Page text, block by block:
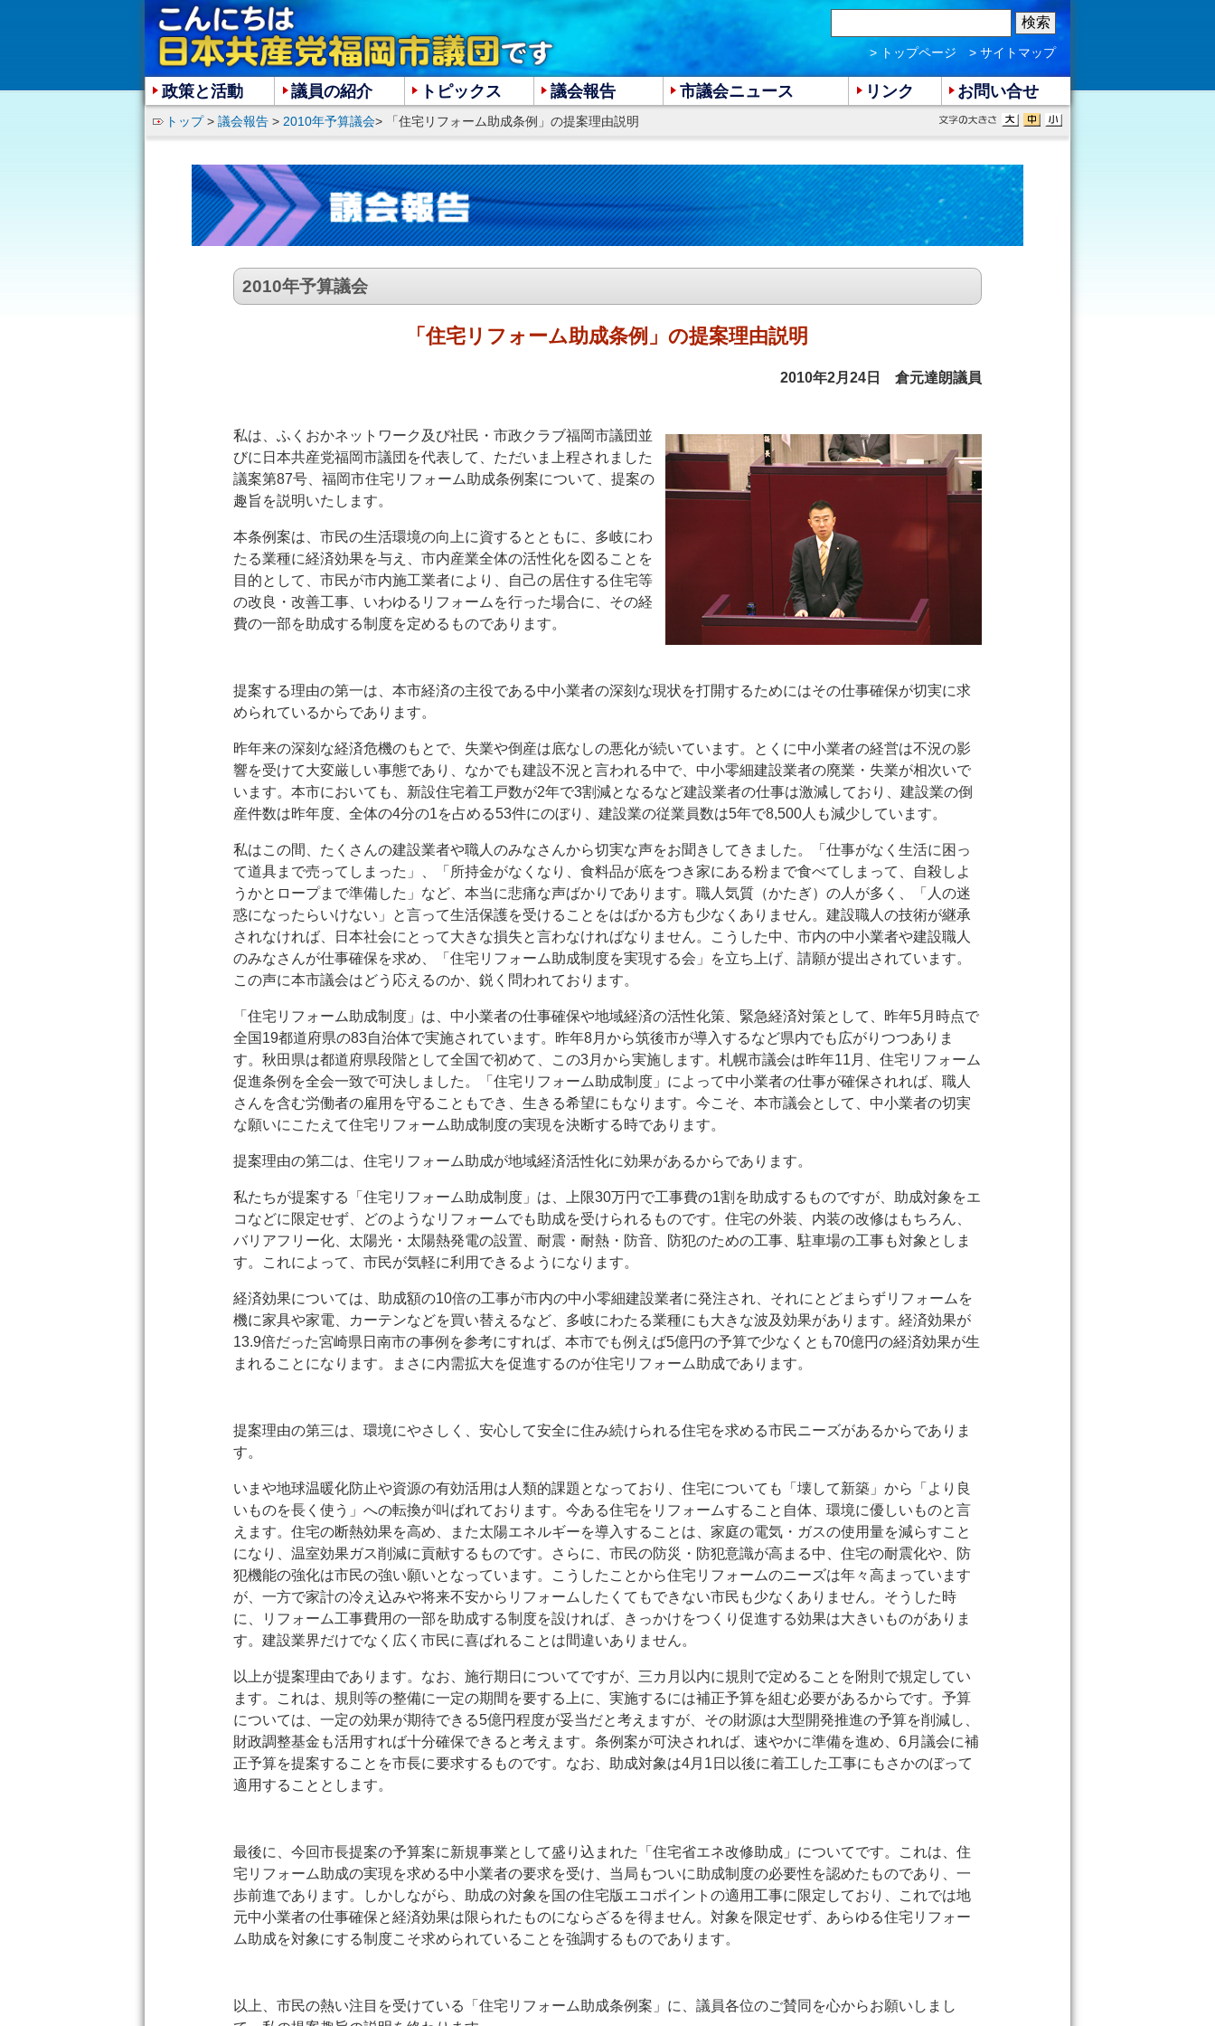
トップ> 議会報告 > 2010年予算議会> 「住宅リフォーム助成条例」の提案理由説明
大 中 小
2010年予算議会
「住宅リフォーム助成条例」の提案理由説明
2010年2月24日 倉元達朗議員
私は、ふくおかネットワーク及び社民・市政クラブ福岡市議団並
びに日本共産党福岡市議団を代表して、ただいま上程されました
議案第87号、福岡市住宅リフォーム助成条例案について、提案の
趣旨を説明いたします。
本条例案は、市民の生活環境の向上に資するとともに、多岐にわ
たる業種に経済効果を与え、市内産業全体の活性化を図ることを
目的として、市民が市内施工業者により、自己の居住する住宅等
の改良・改善工事、いわゆるリフォームを行った場合に、その経
費の一部を助成する制度を定めるものであります。
提案する理由の第一は、本市経済の主役である中小業者の深刻な現状を打開するためにはその仕事確保が切実に求
められているからであります。
昨年来の深刻な経済危機のもとで、失業や倒産は底なしの悪化が続いています。とくに中小業者の経営は不況の影
響を受けて大変厳しい事態であり、なかでも建設不況と言われる中で、中小零細建設業者の廃業・失業が相次いで
います。本市においても、新設住宅着工戸数が2年で3割減となるなど建設業者の仕事は激減しており、建設業の倒
産件数は昨年度、全体の4分の1を占める53件にのぼり、建設業の従業員数は5年で8,500人も減少しています。
私はこの間、たくさんの建設業者や職人のみなさんから切実な声をお聞きしてきました。「仕事がなく生活に困っ
て道具まで売ってしまった」、「所持金がなくなり、食料品が底をつき家にある粉まで食べてしまって、自殺しよ
うかとロープまで準備した」など、本当に悲痛な声ばかりであります。職人気質（かたぎ）の人が多く、「人の迷
惑になったらいけない」と言って生活保護を受けることをはばかる方も少なくありません。建設職人の技術が継承
されなければ、日本社会にとって大きな損失と言わなければなりません。こうした中、市内の中小業者や建設職人
のみなさんが仕事確保を求め、「住宅リフォーム助成制度を実現する会」を立ち上げ、請願が提出されています。
この声に本市議会はどう応えるのか、鋭く問われております。
「住宅リフォーム助成制度」は、中小業者の仕事確保や地域経済の活性化策、緊急経済対策として、昨年5月時点で
全国19都道府県の83自治体で実施されています。昨年8月から筑後市が導入するなど県内でも広がりつつありま
す。秋田県は都道府県段階として全国で初めて、この3月から実施します。札幌市議会は昨年11月、住宅リフォーム
促進条例を全会一致で可決しました。「住宅リフォーム助成制度」によって中小業者の仕事が確保されれば、職人
さんを含む労働者の雇用を守ることもでき、生きる希望にもなります。今こそ、本市議会として、中小業者の切実
な願いにこたえて住宅リフォーム助成制度の実現を決断する時であります。
提案理由の第二は、住宅リフォーム助成が地域経済活性化に効果があるからであります。
私たちが提案する「住宅リフォーム助成制度」は、上限30万円で工事費の1割を助成するものですが、助成対象をエ
コなどに限定せず、どのようなリフォームでも助成を受けられるものです。住宅の外装、内装の改修はもちろん、
バリアフリー化、太陽光・太陽熱発電の設置、耐震・耐熱・防音、防犯のための工事、駐車場の工事も対象としま
す。これによって、市民が気軽に利用できるようになります。
経済効果については、助成額の10倍の工事が市内の中小零細建設業者に発注され、それにとどまらずリフォームを
機に家具や家電、カーテンなどを買い替えるなど、多岐にわたる業種にも大きな波及効果があります。経済効果が
13.9倍だった宮崎県日南市の事例を参考にすれば、本市でも例えば5億円の予算で少なくとも70億円の経済効果が生
まれることになります。まさに内需拡大を促進するのが住宅リフォーム助成であります。
提案理由の第三は、環境にやさしく、安心して安全に住み続けられる住宅を求める市民ニーズがあるからでありま
す。
いまや地球温暖化防止や資源の有効活用は人類的課題となっており、住宅についても「壊して新築」から「より良
いものを長く使う」への転換が叫ばれております。今ある住宅をリフォームすること自体、環境に優しいものと言
えます。住宅の断熱効果を高め、また太陽エネルギーを導入することは、家庭の電気・ガスの使用量を減らすこと
になり、温室効果ガス削減に貢献するものです。さらに、市民の防災・防犯意識が高まる中、住宅の耐震化や、防
犯機能の強化は市民の強い願いとなっています。こうしたことから住宅リフォームのニーズは年々高まっています
が、一方で家計の冷え込みや将来不安からリフォームしたくてもできない市民も少なくありません。そうした時
に、リフォーム工事費用の一部を助成する制度を設ければ、きっかけをつくり促進する効果は大きいものがありま
す。建設業界だけでなく広く市民に喜ばれることは間違いありません。
以上が提案理由であります。なお、施行期日についてですが、三カ月以内に規則で定めることを附則で規定してい
ます。これは、規則等の整備に一定の期間を要する上に、実施するには補正予算を組む必要があるからです。予算
については、一定の効果が期待できる5億円程度が妥当だと考えますが、その財源は大型開発推進の予算を削減し、
財政調整基金も活用すれば十分確保できると考えます。条例案が可決されれば、速やかに準備を進め、6月議会に補
正予算を提案することを市長に要求するものです。なお、助成対象は4月1日以後に着工した工事にもさかのぼって
適用することとします。
最後に、今回市長提案の予算案に新規事業として盛り込まれた「住宅省エネ改修助成」についてです。これは、住
宅リフォーム助成の実現を求める中小業者の要求を受け、当局もついに助成制度の必要性を認めたものであり、一
歩前進であります。しかしながら、助成の対象を国の住宅版エコポイントの適用工事に限定しており、これでは地
元中小業者の仕事確保と経済効果は限られたものにならざるを得ません。対象を限定せず、あらゆる住宅リフォー
ム助成を対象にする制度こそ求められていることを強調するものであります。
以上、市民の熱い注目を受けている「住宅リフォーム助成条例案」に、議員各位のご賛同を心からお願いしまし
政策と活動 議員の紹介 トピックス 議会報告 市議会ニュース リンク お問い合せ
> トップページ > サイトマップ